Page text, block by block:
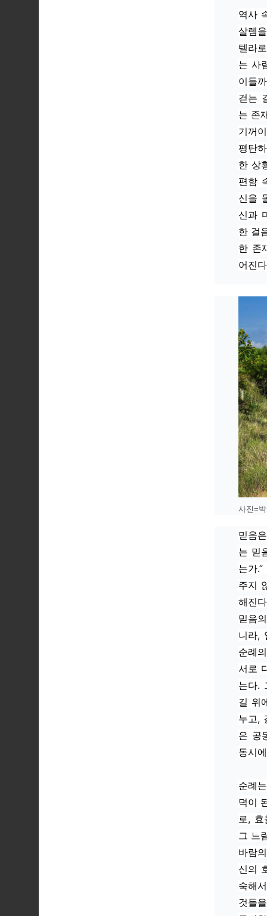
역사
살렘
텔라
는 사
이들
걷는
는 존
기꺼
평탄
한 상
편함
신을
신과
한 걸
한 존
어진
사진=
믿음
는 믿
는가
주지
해진
믿음
니라,
순례
서로
는다.
길 위
누고,
은 공
동시
순례
덕이
로,
그 느
바람
신의
숙해
것들